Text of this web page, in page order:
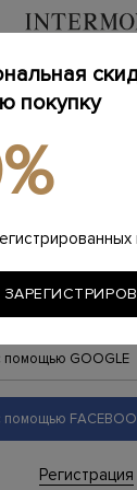
Войти
ВОЙТИ
или
помощью GOOGLE
помощью
Регистрация
покупку